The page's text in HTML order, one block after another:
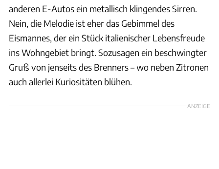
anderen E-Autos ein metallisch klingendes Sirren.
Nein, die Melodie ist eher das Gebimmel des
Eismannes, der ein Stück italienischer Lebensfreude
ins Wohngebiet bringt. Sozusagen ein beschwingter
Gruß von jenseits des Brenners – wo neben Zitronen
auch allerlei Kuriositäten blühen.
ANZEIGE